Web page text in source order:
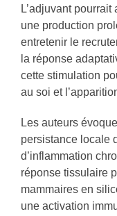
L’adjuvant
une production
entretenir le
la réponse
cette stimulation
au soi et
Les auteurs
persistance locale
d’inflammation
réponse tissulaire
mammaires en
une activation